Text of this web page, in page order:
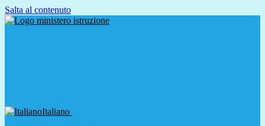
Salta al contenuto
Italiano